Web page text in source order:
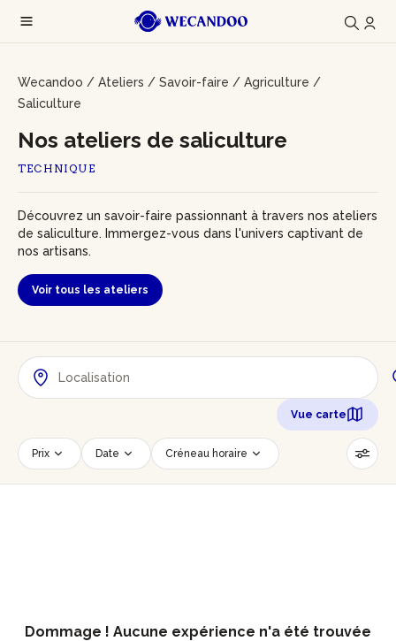
Wecandoo / Ateliers / Savoir-faire / Agriculture /
Saliculture
TECHNIQUE
Nos ateliers de saliculture
Découvrez un savoir-faire passionnant à travers nos ateliers
de saliculture. Immergez-vous dans l'univers captivant de
nos artisans.
Voir tous les ateliers
Vue carte
Prix Date Créneau horaire
Nombre de personnes Âge des participants
Dommage ! Aucune expérience n'a été trouvée